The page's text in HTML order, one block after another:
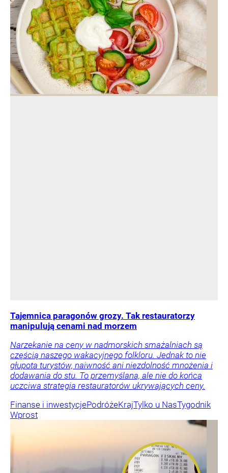
Tajemnica paragonów grozy. Tak restauratorzy
manipulują cenami nad morzem
Narzekanie na ceny w nadmorskich smażalniach są
częścią naszego wakacyjnego folkloru. Jednak to nie
głupota turystów, naiwność ani niezdolność mnożenia i
dodawania do stu. To przemyślana, ale nie do końca
uczciwa strategia restauratorów ukrywających ceny.
Finanse i inwestycjePodróżeKrajTylko u NasTygodnik
Wprost